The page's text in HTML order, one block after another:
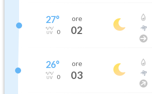
27°
0
ore
02
26°
0
ore
03